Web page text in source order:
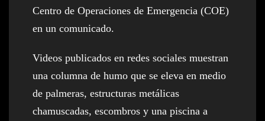
Centro de Operaciones de Emergencia (COE)
en un comunicado.
Videos publicados en redes sociales muestran
una columna de humo que se eleva en medio
de palmeras, estructuras metálicas
chamuscadas, escombros y una piscina a